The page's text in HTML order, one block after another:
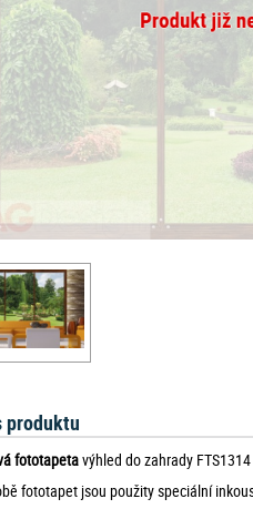
produktu
fototapetavýhled do zahrady FTS1314
fototapet jsou použity speciální